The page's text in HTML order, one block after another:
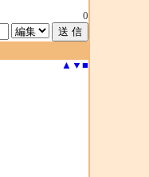
0
▲ ▼ ■